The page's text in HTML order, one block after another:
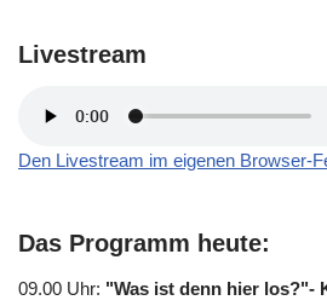
Livestream
Den Livestream im eigenen Browser-
Das Programm heute:
09.00 Uhr: "Was ist denn hier los?"-